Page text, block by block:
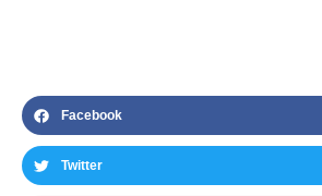
Facebook
Twitter